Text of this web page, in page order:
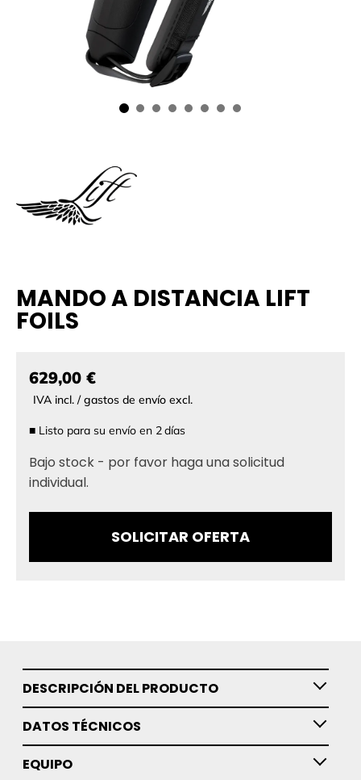
MANDO A DISTANCIA LIFT
FOILS
629,00 €
IVA incl. / gastos de envío excl.
■ Listo para su envío en 2días
Bajo stock - por favor haga una solicitud
individual.
SOLICITAR OFERTA
DESCRIPCIÓN DEL PRODUCTO
DATOS TÉCNICOS
EQUIPO